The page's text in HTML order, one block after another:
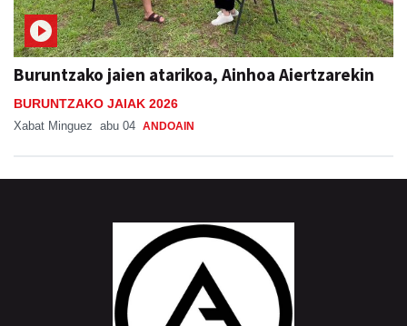
Buruntzako jaien atarikoa, Ainhoa Aiertzarekin
BURUNTZAKO JAIAK 2026
Xabat Minguez abu 04 ANDOAIN